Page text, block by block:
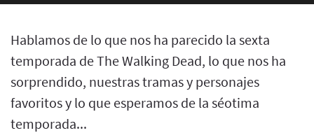
Hablamos de lo que nos ha parecido la sexta
temporada de The Walking Dead, lo que nos ha
sorprendido, nuestras tramas y personajes
favoritos y lo que esperamos de la séotima
temporada...